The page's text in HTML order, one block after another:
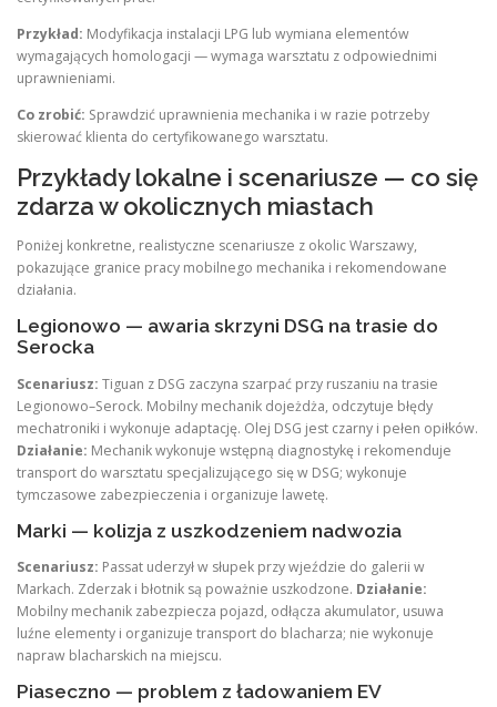
Przykład: Modyfikacja instalacji LPG lub wymiana elementów
wymagających homologacji — wymaga warsztatu z odpowiednimi
uprawnieniami.
Co zrobić: Sprawdzić uprawnienia mechanika i w razie potrzeby
skierować klienta do certyfikowanego warsztatu.
Przykłady lokalne i scenariusze — co się
zdarza w okolicznych miastach
Poniżej konkretne, realistyczne scenariusze z okolic Warszawy,
pokazujące granice pracy mobilnego mechanika i rekomendowane
działania.
Legionowo — awaria skrzyni DSG na trasie do
Serocka
Scenariusz: Tiguan z DSG zaczyna szarpać przy ruszaniu na trasie
Legionowo–Serock. Mobilny mechanik dojeżdża, odczytuje błędy
mechatroniki i wykonuje adaptację. Olej DSG jest czarny i pełen opiłków.
Działanie: Mechanik wykonuje wstępną diagnostykę i rekomenduje
transport do warsztatu specjalizującego się w DSG; wykonuje
tymczasowe zabezpieczenia i organizuje lawetę.
Marki — kolizja z uszkodzeniem nadwozia
Scenariusz: Passat uderzył w słupek przy wjeździe do galerii w
Markach. Zderzak i błotnik są poważnie uszkodzone. Działanie:
Mobilny mechanik zabezpiecza pojazd, odłącza akumulator, usuwa
luźne elementy i organizuje transport do blacharza; nie wykonuje
napraw blacharskich na miejscu.
Piaseczno — problem z ładowaniem EV